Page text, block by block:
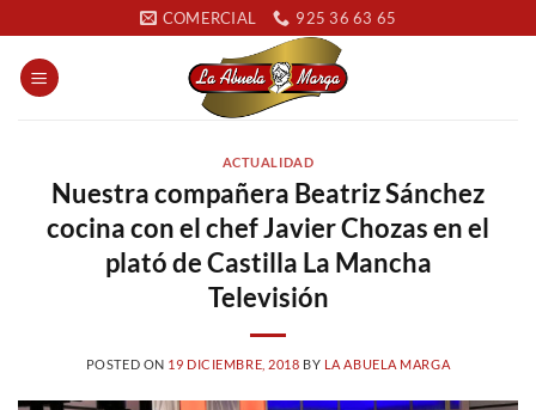
al
contenido
COMERCIAL 925 36 63 65
ACTUALIDAD
Nuestra compañera Beatriz Sánchez
cocina con el chef Javier Chozas en el
plató de Castilla La Mancha
Televisión
POSTED ON 19 DICIEMBRE, 2018 BY LA ABUELA MARGA